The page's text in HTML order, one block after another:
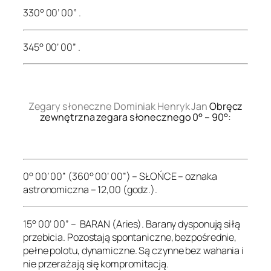
330° 00’ 00” .
345° 00’ 00” .
Zegary słoneczne Dominiak Henryk JanObręcz
zewnętrzna zegara słonecznego 0° – 90°:
0° 00’ 00” (360° 00’ 00”) – SŁOŃCE – oznaka
astronomiczna – 12,00 (godz.).
15° 00’ 00” – BARAN (Aries). Barany dysponują siłą
przebicia. Pozostają spontaniczne, bezpośrednie,
pełne polotu, dynamiczne. Są czynne bez wahania i
nie przerażają się kompromitacją.